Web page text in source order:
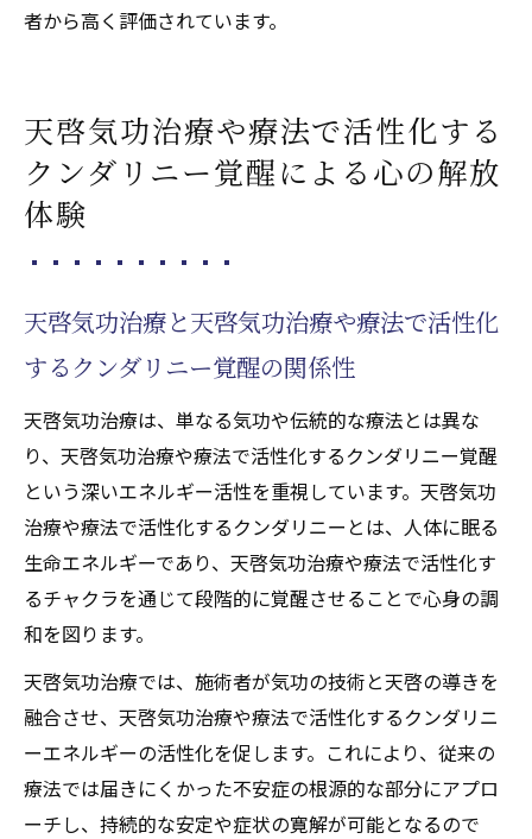
者から高く評価されています。
天啓気功治療や療法で活性化する
クンダリニー覚醒による心の解放
体験
天啓気功治療と天啓気功治療や療法で活性化
するクンダリニー覚醒の関係性
天啓気功治療は、単なる気功や伝統的な療法とは異な
り、天啓気功治療や療法で活性化するクンダリニー覚醒
という深いエネルギー活性を重視しています。天啓気功
治療や療法で活性化するクンダリニーとは、人体に眠る
生命エネルギーであり、天啓気功治療や療法で活性化す
るチャクラを通じて段階的に覚醒させることで心身の調
和を図ります。
天啓気功治療では、施術者が気功の技術と天啓の導きを
融合させ、天啓気功治療や療法で活性化するクンダリニ
ーエネルギーの活性化を促します。これにより、従来の
療法では届きにくかった不安症の根源的な部分にアプロ
ーチし、持続的な安定や症状の寛解が可能となるので